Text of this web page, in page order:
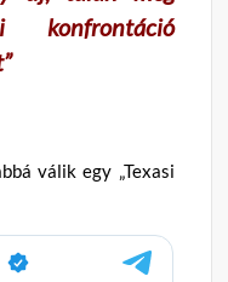
konfrontáció
válik egy „Texasi